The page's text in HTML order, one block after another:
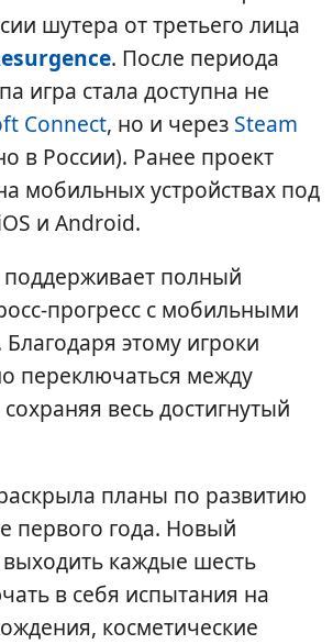
шутера от третьего лица
. После периода
игра стала доступна не
Connect, но и через Steam
в России). Ранее проект
мобильных устройствах под
и Android.
поддерживает полный
прогресс с мобильными
этому игроки
переключаться между
весь достигнутый
планы по развитию
первого года. Новый
выходить каждые шесть
в себя испытания на
косметические